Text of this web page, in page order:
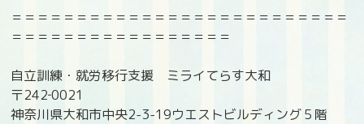
＝＝＝＝＝＝＝＝＝＝＝＝＝＝＝＝＝＝＝＝＝＝＝＝＝＝
＝＝＝＝＝＝＝＝＝＝＝＝＝＝＝＝＝
自立訓練・就労移行支援 ミライてらす大和
〒242‐0021
神奈川県大和市中央2-3-19ウエストビルディング５階